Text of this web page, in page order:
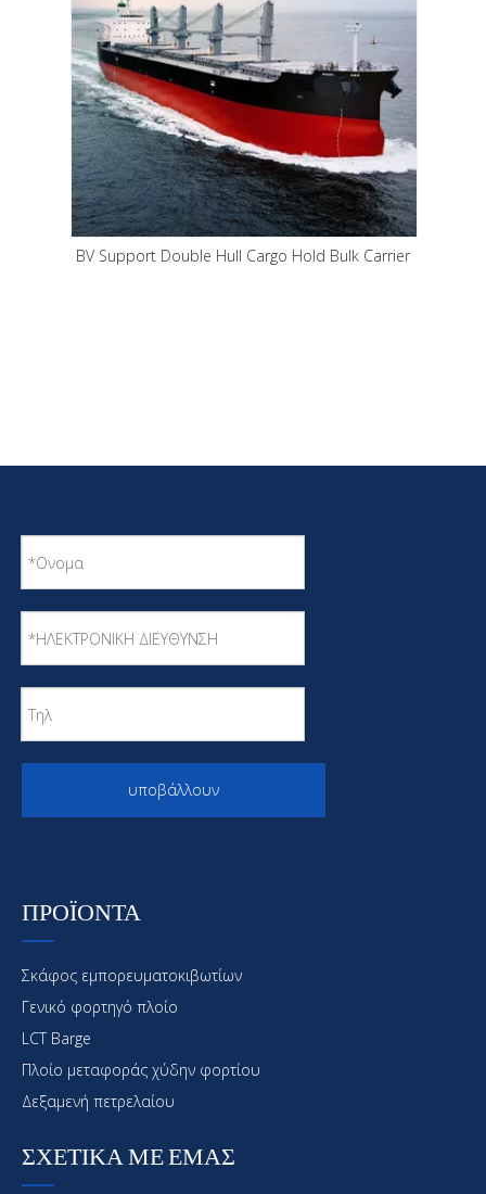
BV Support Double Hull Cargo Hold Bulk Carrier
υποβάλλουν
ΠΡΟΪΟΝΤΑ
Σκάφος εμπορευματοκιβωτίων
Γενικό φορτηγό πλοίο
LCT Barge
Πλοίο μεταφοράς χύδην φορτίου
Δεξαμενή πετρελαίου
ΣΧΕΤΙΚΑ ΜΕ ΕΜΑΣ